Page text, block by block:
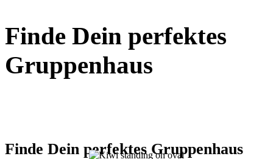
Finde Dein perfektes
Gruppenhaus
Finde Dein perfektes Gruppenhaus